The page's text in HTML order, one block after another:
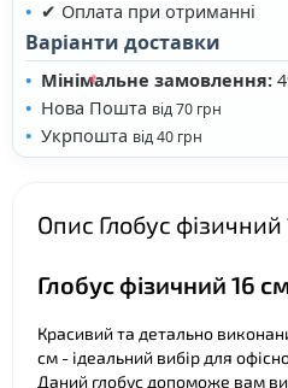
✔ Оплата при отриманні
Варіанти доставки
Мінімальне замовлення:
Нова Пошта від 70 грн
Укрпошта від 40 грн
Опис Глобус фізичний
Глобус фізичний 16
Красивий та детально
см - ідеальний вибір для
Даний глобус допоможе вам
❤